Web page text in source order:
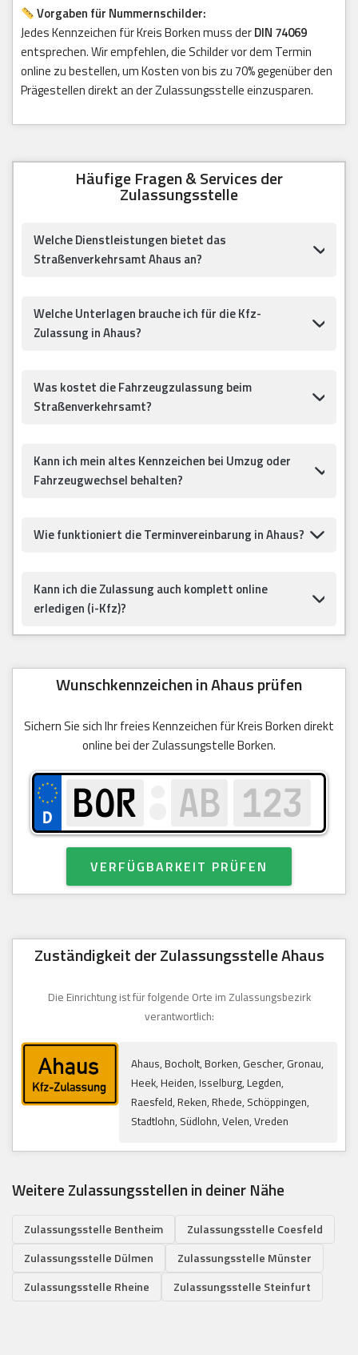
Vorgaben für Nummernschilder:
Jedes Kennzeichen für Kreis Borken muss derDIN 74069
entsprechen. Wir empfehlen, die Schilder vor dem Termin
online zu bestellen, um Kosten von bis zu 70% gegenüber den
Prägestellen direkt an der Zulassungsstelle einzusparen.
Häufige Fragen & Services der
Zulassungsstelle
Welche Dienstleistungen bietet das
Straßenverkehrsamt Ahaus an?
Welche Unterlagen brauche ich für die Kfz-
Zulassung in Ahaus?
Was kostet die Fahrzeugzulassung beim
Straßenverkehrsamt?
Kann ich mein altes Kennzeichen bei Umzug oder
Fahrzeugwechsel behalten?
Wie funktioniert die Terminvereinbarung in Ahaus?
Kann ich die Zulassung auch komplett online
erledigen (i-Kfz)?
Wunschkennzeichen in Ahaus prüfen
Sichern Sie sich Ihr freies Kennzeichen für Kreis Borken direkt
online bei der Zulassungstelle Borken.
VERFÜGBARKEIT PRÜFEN
Zuständigkeit der Zulassungsstelle Ahaus
Die Einrichtung ist für folgende Orte im Zulassungsbezirk
verantwortlich:
Ahaus, Bocholt, Borken, Gescher, Gronau,
Heek, Heiden, Isselburg, Legden,
Raesfeld, Reken, Rhede, Schöppingen,
Stadtlohn, Südlohn, Velen, Vreden
Weitere Zulassungsstellen in deiner Nähe
Zulassungsstelle Bentheim
Zulassungsstelle Coesfeld
Zulassungsstelle Dülmen
Zulassungsstelle Münster
Zulassungsstelle Rheine
Zulassungsstelle Steinfurt